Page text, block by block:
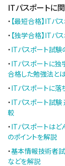
ITパスポートに
・ 【最短合格】ITパ
・ 【独学合格】ITパ
・ITパスポート試験
・ITパスポートに独
合格した勉強法と
・ITパスポートに落
・ITパスポート試験
較
・ITパスポートはど
のポイントを解説
・基本情報技術者
などを解説